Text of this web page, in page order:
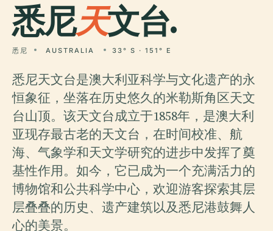
悉尼天文台.
悉尼 AUSTRALIA 33° S · 151° E
悉尼天文台是澳大利亚科学与文化遗产的永
恒象征，坐落在历史悠久的米勒斯角区天文
台山顶。该天文台成立于1858年，是澳大利
亚现存最古老的天文台，在时间校准、航
海、气象学和天文学研究的进步中发挥了奠
基性作用。如今，它已成为一个充满活力的
博物馆和公共科学中心，欢迎游客探索其层
层叠叠的历史、遗产建筑以及悉尼港鼓舞人
心的美景。